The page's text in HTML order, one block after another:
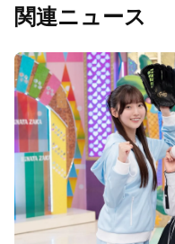
関連ニュース